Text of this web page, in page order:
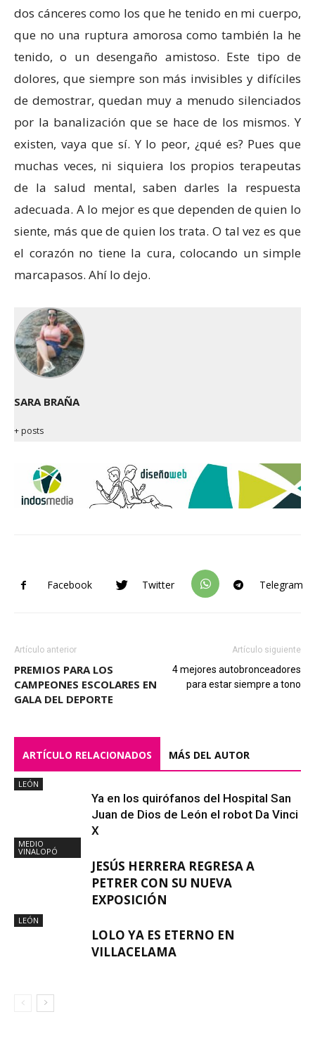
dos cánceres como los que he tenido en mi cuerpo,
que no una ruptura amorosa como también la he
tenido, o un desengaño amistoso. Este tipo de
dolores, que siempre son más invisibles y difíciles
de demostrar, quedan muy a menudo silenciados
por la banalización que se hace de los mismos. Y
existen, vaya que sí. Y lo peor, ¿qué es? Pues que
muchas veces, ni siquiera los propios terapeutas
de la salud mental, saben darles la respuesta
adecuada. A lo mejor es que dependen de quien lo
siente, más que de quien los trata. O tal vez es que
el corazón no tiene la cura, colocando un simple
marcapasos. Ahí lo dejo.
SARA BRAÑA
+ posts
Facebook Twitter Telegram
Artículo anterior
PREMIOS PARA LOS
CAMPEONES ESCOLARES EN
GALA DEL DEPORTE
Artículo siguiente
4 mejores autobronceadores
para estar siempre a tono
ARTÍCULO RELACIONADOS MÁS DEL AUTOR
LEÓN
Ya en los quirófanos del Hospital San
Juan de Dios de León el robot Da Vinci
X
MEDIO
VINALOPÓ
JESÚS HERRERA REGRESA A
PETRER CON SU NUEVA
EXPOSICIÓN
LEÓN
LOLO YA ES ETERNO EN
VILLACELAMA